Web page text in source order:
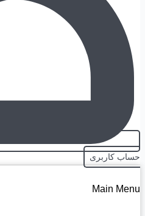
حساب کاربری
Main Menu